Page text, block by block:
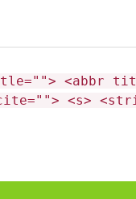
<abbr
<s>